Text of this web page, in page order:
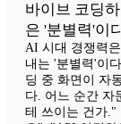
바이브 코딩
은 '분별력'이
AI 시대 경쟁력
내는 '분별력'이
딩 중 화면이 자
다. 어느 순간 자
테 쓰이는 건가."